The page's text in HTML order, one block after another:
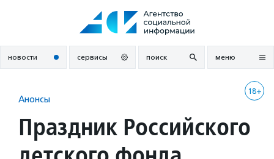
новости сервисы поиск меню
18+
Анонсы
Праздник Российского